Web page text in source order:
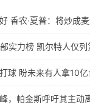
香农·夏普：将炒成
实力榜 凯尔特人仅列
球 盼未来有人拿10亿
，帕金斯呼吁其主动